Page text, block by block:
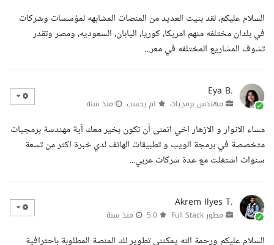
السلام عليكم، لقد بنيت العديد من المنصات المشابهه لمؤسسات وشركات
في بلدان مختلفه منهم امريكا، كوريا، اليابان، السعوديه، ومصر وتقدر
تشوف المشاريع المختلفه في معر...
Eya B.
مهندس برمجيات لم يحسب منذ سنة
مساء الانوار و الازهار اخي اتمنى أن تكون بخير معك آية مهندسة برمجيات
متخصصة في برمجة الويب و تطبيقات الهاتف لدي خبرة اكثر من تسعة
سنوات اشتغلت مع عدة شركات عربي...
Akrem Ilyes T.
مطور Full Stack منذ سنة
السلام عليكم ورحمة الله يمكنني تطوير لك المنصة المطلوبة باحترافية